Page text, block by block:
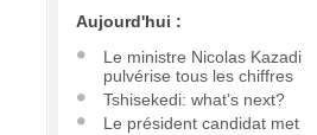
Aujourd'hui :
Le ministre Nicolas Kazadi
pulvérise tous les chiffres
Tshisekedi: what’s next?
Le président candidat met